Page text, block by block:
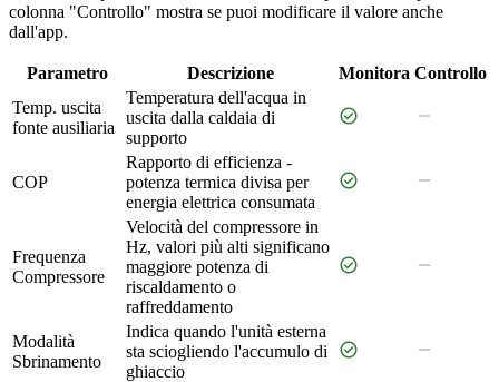
colonna "Controllo" mostra se puoi modificare il valore anche
dall'app.
Parametro Descrizione Monitora Controllo
Temp. uscita
fonte ausiliaria
Temperatura dell'acqua in
uscita dalla caldaia di
supporto
check_circle remove
COP
Rapporto di efficienza -
potenza termica divisa per
energia elettrica consumata
check_circle remove
Frequenza
Compressore
Velocità del compressore in
Hz, valori più alti significano
maggiore potenza di
riscaldamento o
raffreddamento
check_circle remove
Modalità
Sbrinamento
Indica quando l'unità esterna
sta sciogliendo l'accumulo di
ghiaccio
check_circle remove